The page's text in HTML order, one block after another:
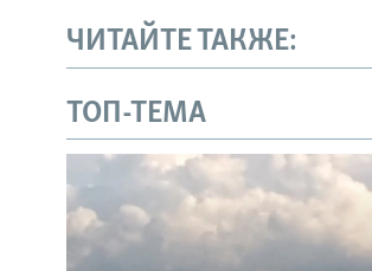
ЧИТАЙТЕ ТАКЖЕ:
ТОП-ТЕМА